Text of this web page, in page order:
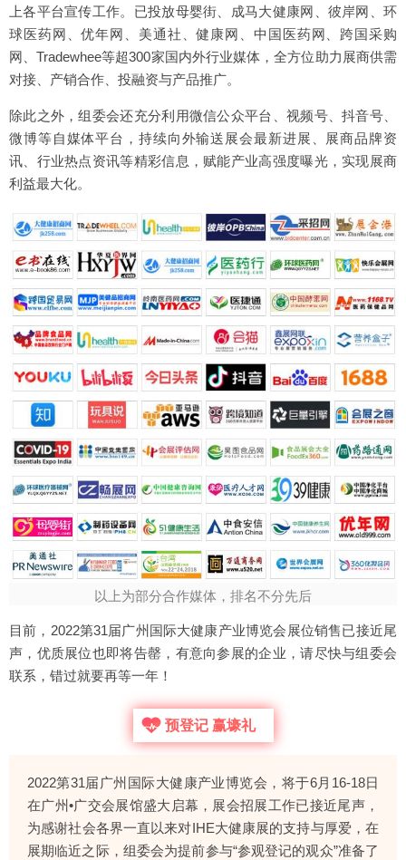
上各平台宣传工作。已投放母婴街、成马大健康网、彼岸网、环
球医药网、优年网、美通社、健康网、中国医药网、跨国采购
网、Tradewhee等超300家国内外行业媒体，全方位助力展商供需
对接、产销合作、投融资与产品推广。
除此之外，组委会还充分利用微信公众平台、视频号、抖音号、
微博等自媒体平台，持续向外输送展会最新进展、展商品牌资
讯、行业热点资讯等精彩信息，赋能产业高强度曝光，实现展商
利益最大化。
以上为部分合作媒体，排名不分先后
目前，2022第31届广州国际大健康产业博览会展位销售已接近尾
声，优质展位也即将告罄，有意向参展的企业，请尽快与组委会
联系，错过就要再等一年！
预登记 赢壕礼
2022第31届广州国际大健康产业博览会，将于6月16-18日
在广州•广交会展馆盛大启幕，展会招展工作已接近尾声，
为感谢社会各界一直以来对IHE大健康展的支持与厚爱，在
展期临近之际，组委会为提前参与“参观登记的观众”准备了